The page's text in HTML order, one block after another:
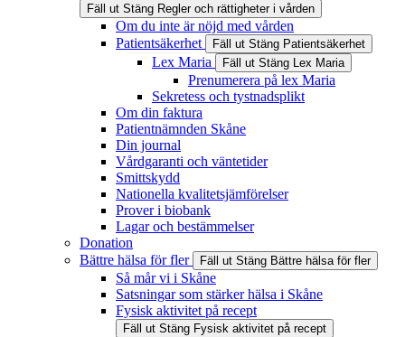
Fäll ut Stäng Regler och rättigheter i vården
Om du inte är nöjd med vården
Patientsäkerhet
Fäll ut Stäng Patientsäkerhet
Lex Maria Fäll ut Stäng Lex Maria
Prenumerera på lex Maria
Sekretess och tystnadsplikt
Om din faktura
Patientnämnden Skåne
Din journal
Vårdgaranti och väntetider
Smittskydd
Nationella kvalitetsjämförelser
Prover i biobank
Lagar och bestämmelser
Donation
Bättre hälsa för fler
Fäll ut Stäng Bättre hälsa för fler
Så mår vi i Skåne
Satsningar som stärker hälsa i Skåne
Fysisk aktivitet på recept
Fäll ut Stäng Fysisk aktivitet på recept